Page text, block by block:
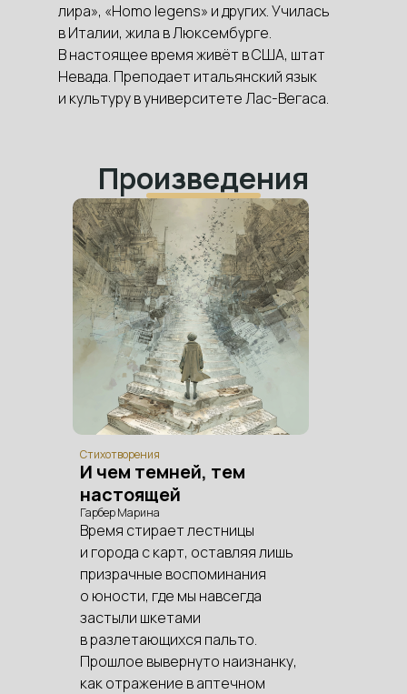
лира», «Homo legens» и других. Училась
в Италии, жила в Люксембурге.
В настоящее время живёт в США, штат
Невада. Преподает итальянский язык
и культуру в университете Лас-Вегаса.
Произведения
Стихотворения
И чем темней, тем
настоящей
Гарбер Марина
Время стирает лестницы
и города с карт, оставляя лишь
призрачные воспоминания
о юности, где мы навсегда
застыли шкетами
в разлетающихся пальто.
Прошлое вывернуто наизнанку,
как отражение в аптечном